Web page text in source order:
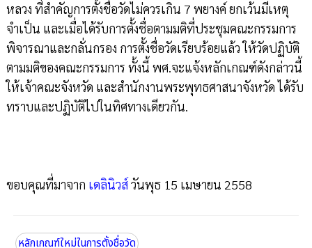
หลวง ที่สำคัญการตั้งชื่อวัดไม่ควรเกิน 7 พยางค์ ยกเว้นมีเหตุ
จำเป็น และเมื่อได้รับการตั้งชื่อตามมติที่ประชุมคณะกรรมการ
พิจารณาและกลั่นกรอง การตั้งชื่อวัดเรียบร้อยแล้ว ให้วัดปฏิบัติ
ตามมติของคณะกรรมการ ทั้งนี้ พศ.จะแจ้งหลักเกณฑ์ดังกล่าวนี้
ให้เจ้าคณะจังหวัด และสำนักงานพระพุทธศาสนาจังหวัด ได้รับ
ทราบและปฏิบัติไปในทิศทางเดียวกัน.
ขอบคุณที่มาจาก เดลินิวส์วันพุธ 15 เมษายน 2558
หลักเกณฑ์ใหม่ในการตั้งชื่อวัด